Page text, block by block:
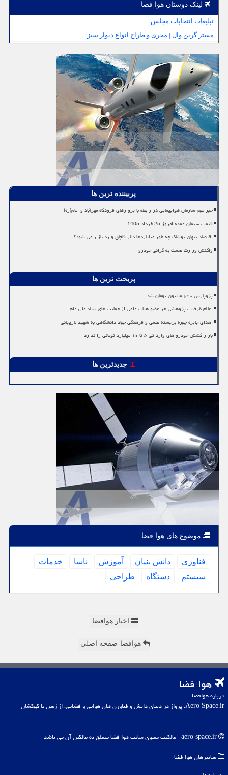
لینک دوستان هوا فضا
تبلیغات انتخابات مجلس
مستر گرین وال | مجری و طراح انواع دیوار سبز
پربیننده ترین ها
خبر مهم سازمان هواپیمایی در رابطه با پروازهای فرودگاه مهرآباد و امام(ره)
قیمت سیمان عمده امروز 25 خرداد 1405
اقتصاد پنهان پوشاک چه طور میلیاردها دلار قاچاق وارد بازار می شود؟
واکنش وزارت صمت به گرانی خودرو
پربحث ترین ها
پژوپارس ۶۴۰ میلیون تومان شد
اعلام ظرفیت پژوهشی هر عضو هیات علمی از حمایت های بنیاد ملی علم
اهدای جایزه چهره برجسته علمی و فرهنگی جهاد دانشگاهی به شهید لاریجانی
بازار کشش خودرو های وارداتی ۵ تا ۱۰ میلیارد تومانی را ندارد
جدیدترین ها
موضوع های هوا فضا
فناوری دانش بنیان آموزش ناسا
خدمات
سیستم
دستگاه طراحی
اخبار هوافضا
هوافضا-صفحه اصلی
هوا فضا
درباره هوافضا
Aero-Space.ir: پرواز در دنیای دانش و فناوری های هوایی و فضایی، از زمین تا کهکشان
میانبرهای هوا فضا